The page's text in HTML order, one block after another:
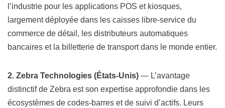
l’industrie pour les applications POS et kiosques,
largement déployée dans les caisses libre-service du
commerce de détail, les distributeurs automatiques
bancaires et la billetterie de transport dans le monde entier.
2. Zebra Technologies (États-Unis) — L’avantage
distinctif de Zebra est son expertise approfondie dans les
écosystèmes de codes-barres et de suivi d’actifs. Leurs